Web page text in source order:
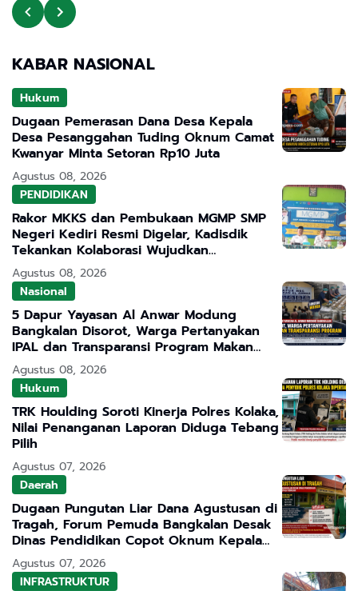
KABAR NASIONAL
Hukum
Dugaan Pemerasan Dana Desa Kepala
Desa Pesanggahan Tuding Oknum Camat
Kwanyar Minta Setoran Rp10 Juta
Agustus 08, 2026
PENDIDIKAN
Rakor MKKS dan Pembukaan MGMP SMP
Negeri Kediri Resmi Digelar, Kadisdik
Tekankan Kolaborasi Wujudkan
Pendidikan Bermutu
Agustus 08, 2026
Nasional
5 Dapur Yayasan Al Anwar Modung
Bangkalan Disorot, Warga Pertanyakan
IPAL dan Transparansi Program Makan
Bergizi Gratis
Agustus 08, 2026
Hukum
TRK Houlding Soroti Kinerja Polres Kolaka,
Nilai Penanganan Laporan Diduga Tebang
Pilih
Agustus 07, 2026
Daerah
Dugaan Pungutan Liar Dana Agustusan di
Tragah, Forum Pemuda Bangkalan Desak
Dinas Pendidikan Copot Oknum Kepala
Sekolah
Agustus 07, 2026
INFRASTRUKTUR